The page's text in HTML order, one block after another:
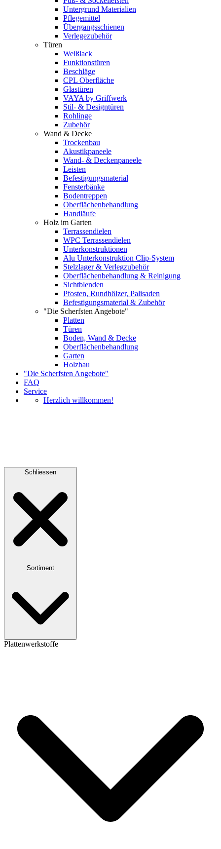
Untergrund Materialien
Pflegemittel
Übergangsschienen
Verlegezubehör
Türen
Weißlack
Funktionstüren
Beschläge
CPL Oberfläche
Glastüren
VAYA by Griffwerk
Stil- & Designtüren
Rohlinge
Zubehör
Wand & Decke
Trockenbau
Akustikpaneele
Wand- & Deckenpaneele
Leisten
Befestigungsmaterial
Fensterbänke
Bodentreppen
Oberflächenbehandlung
Handläufe
Holz im Garten
Terrassendielen
WPC Terrassendielen
Unterkonstruktionen
Alu Unterkonstruktion Clip-System
Stelzlager & Verlegzubehör
Oberflächenbehandlung & Reinigung
Sichtblenden
Pfosten, Rundhölzer, Palisaden
Befestigungsmaterial & Zubehör
"Die Scherfsten Angebote"
Platten
Türen
Boden, Wand & Decke
Oberflächenbehandlung
Garten
Holzbau
"Die Scherfsten Angebote"
FAQ
Service
Herzlich willkommen!
Schliessen
Sortiment
Plattenwerkstoffe